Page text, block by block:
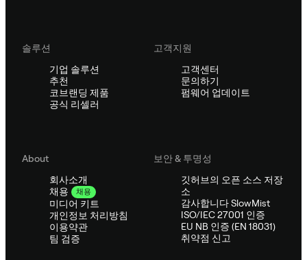
솔루션
기업 솔루션
추천
코브랜딩 제품
공식 리셀러
고객지원
고객센터
문의하기
펌웨어 업데이트
About
회사소개
채용
채용
미디어 키트
개인정보 처리방침
이용약관
팀 검증
보안 & 투명성
깃허브의 오픈 소스 저장
소
감사합니다 SlowMist
ISO/IEC 27001 인증
EU NB 인증 (EN 18031)
취약점 신고